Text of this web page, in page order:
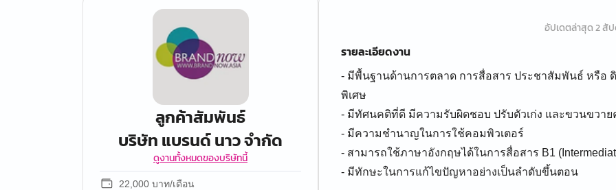
ลูกค้าสัมพันธ์
บริษัท แบรนด์ นาว จำกัด
ดูงานทั้งหมดของบริษัทนี้
22,000 บาท/เดือน
อัปเดตล่าสุด 2 สั
รายละเอียดงาน
- มีพื้นฐานด้านการตลาด การสื่อสาร ประชาสัมพันธ์ หรือ
พิเศษ
- มีทัศนคติที่ดี มีความรับผิดชอบ ปรับตัวเก่ง และขวนขวาย
- มีความชำนาญในการใช้คอมพิวเตอร์
- สามารถใช้ภาษาอังกฤษได้ในการสื่อสาร B1
- มีทักษะในการแก้ไขปัญหาอย่างเป็นลำดับขึ้นตอน